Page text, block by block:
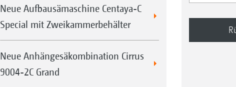
Neue Aufbausämaschine Centaya-C
Special mit Zweikammerbehälter
Neue Anhängesäkombination Cirrus
9004-2C Grand